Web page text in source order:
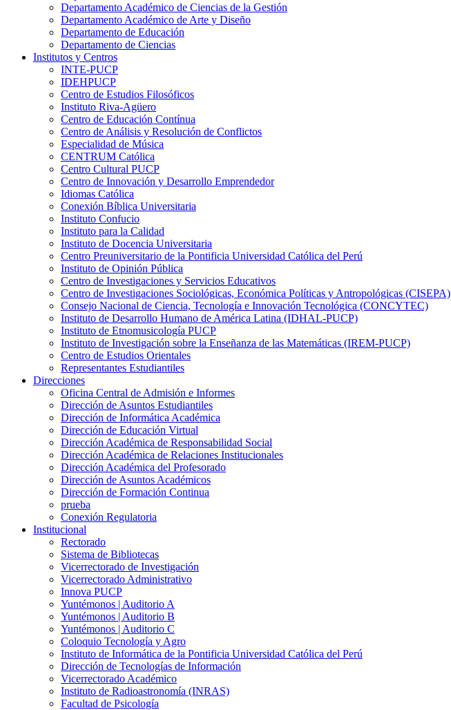
Departamento Académico de Ciencias de la Gestión
Departamento Académico de Arte y Diseño
Departamento de Educación
Departamento de Ciencias
Institutos y Centros
INTE-PUCP
IDEHPUCP
Centro de Estudios Filosóficos
Instituto Riva-Agüero
Centro de Educación Contínua
Centro de Análisis y Resolución de Conflictos
Especialidad de Música
CENTRUM Católica
Centro Cultural PUCP
Centro de Innovación y Desarrollo Emprendedor
Idiomas Católica
Conexión Bíblica Universitaria
Instituto Confucio
Instituto para la Calidad
Instituto de Docencia Universitaria
Centro Preuniversitario de la Pontificia Universidad Católica del Perú
Instituto de Opinión Pública
Centro de Investigaciones y Servicios Educativos
Centro de Investigaciones Sociológicas, Económica Políticas y Antropológicas (CISEPA)
Consejo Nacional de Ciencia, Tecnología e Innovación Tecnológica (CONCYTEC)
Instituto de Desarrollo Humano de América Latina (IDHAL-PUCP)
Instituto de Etnomusicología PUCP
Instituto de Investigación sobre la Enseñanza de las Matemáticas (IREM-PUCP)
Centro de Estudios Orientales
Representantes Estudiantiles
Direcciones
Oficina Central de Admisión e Informes
Dirección de Asuntos Estudiantiles
Dirección de Informática Académica
Dirección de Educación Virtual
Dirección Académica de Responsabilidad Social
Dirección Académica de Relaciones Institucionales
Dirección Académica del Profesorado
Dirección de Asuntos Académicos
Dirección de Formación Continua
prueba
Conexión Regulatoria
Institucional
Rectorado
Sistema de Bibliotecas
Vicerrectorado de Investigación
Vicerrectorado Administrativo
Innova PUCP
Yuntémonos | Auditorio A
Yuntémonos | Auditorio B
Yuntémonos | Auditorio C
Coloquio Tecnología y Agro
Instituto de Informática de la Pontificia Universidad Católica del Perú
Dirección de Tecnologías de Información
Vicerrectorado Académico
Instituto de Radioastronomía (INRAS)
Facultad de Psicología